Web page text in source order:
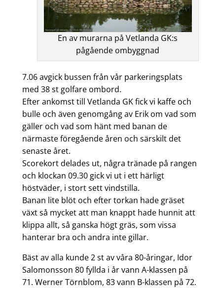
En av murarna på Vetlanda GK:s
pågående ombyggnad
7.06 avgick bussen från vår parkeringsplats
med 38 st golfare ombord.
Efter ankomst till Vetlanda GK fick vi kaffe och
bulle och även genomgång av Erik om vad som
gäller och vad som hänt med banan de
närmaste föregående åren och särskilt det
senaste året.
Scorekort delades ut, några tränade på rangen
och klockan 09.30 gick vi ut i ett härligt
höstväder, i stort sett vindstilla.
Banan lite blöt och efter torkan hade gräset
växt så mycket att man knappt hade hunnit att
klippa allt, så ganska högt gräs, som vissa
hanterar bra och andra inte gillar.
Bäst av alla kunde 2 st av våra 80-åringar, Idor
Salomonsson 80 fyllda i år vann A-klassen på
71. Werner Törnblom, 83 vann B-klassen på 72.